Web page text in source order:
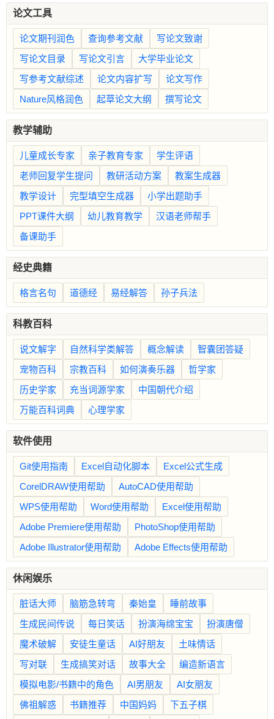
论文工具
论文期刊润色 查询参考文献
写论文致谢
写论文目录
写论文引言
大学毕业论文
写参考文献综述
论文内容扩写
论文写作
Nature风格润色
起草论文大纲 撰写论文
教学辅助
儿童成长专家 亲子教育专家
学生评语
老师回复学生提问
教研活动方案
教案生成器
教学设计
完型填空生成器
小学出题助手
PPT课件大纲
幼儿教育教学
汉语老师帮手
备课助手
经史典籍
格言名句 道德经 易经解答 孙子兵法
科教百科
说文解字 自然科学类解答 概念解读
智囊团答疑
宠物百科
宗教百科 如何演奏乐器
哲学家
历史学家
充当词源学家
中国朝代介绍
万能百科词典
心理学家
软件使用
Git使用指南 Excel自动化脚本
Excel公式生成
CorelDRAW使用帮助
AutoCAD使用帮助
WPS使用帮助
Word使用帮助
Excel使用帮助
Adobe Premiere使用帮助
PhotoShop使用帮助
Adobe Illustrator使用帮助
Adobe Effects使用帮助
休闲娱乐
脏话大师 脑筋急转弯 秦始皇
睡前故事
生成民间传说
每日笑话 扮演海绵宝宝
扮演唐僧
魔术破解
安徒生童话 AI好朋友
土味情话
写对联
生成搞笑对话 故事大全
编造新语言
模拟电影/书籍中的角色
AI男朋友
AI女朋友
佛祖解惑
书籍推荐 中国妈妈
下五子棋